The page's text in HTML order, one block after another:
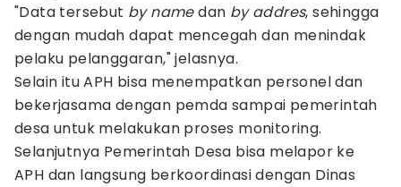
"Data tersebut by namedan by addres, sehingga
dengan mudah dapat mencegah dan menindak
pelaku pelanggaran," jelasnya.
Selain itu APH bisa menempatkan personel dan
bekerjasama dengan pemda sampai pemerintah
desa untuk melakukan proses monitoring.
Selanjutnya Pemerintah Desa bisa melapor ke
APH dan langsung berkoordinasi dengan Dinas